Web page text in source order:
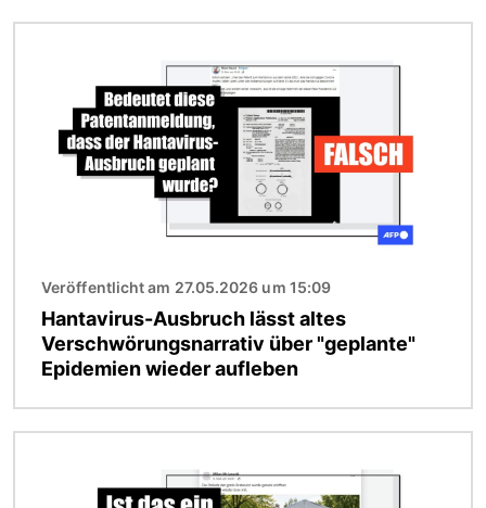
Veröffentlicht am 27.05.2026 um 15:09
Hantavirus-Ausbruch lässt altes
Verschwörungsnarrativ über "geplante"
Epidemien wieder aufleben